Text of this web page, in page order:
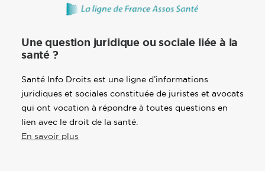
Une question juridique ou sociale liée à la
santé ?
Santé Info Droits est une ligne d’informations
juridiques et sociales constituée de juristes et avocats
qui ont vocation à répondre à toutes questions en
lien avec le droit de la santé.
En savoir plus